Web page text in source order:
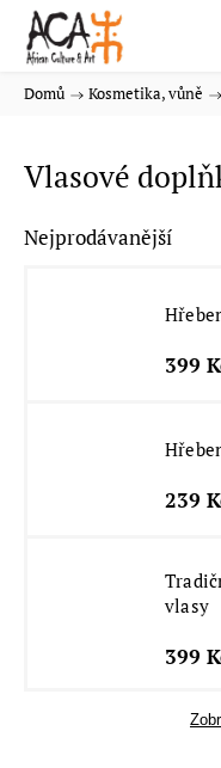
Domů / Kosmetika, vůně /
Vlasové
Nejprodávanější
399
239
vlasy
399